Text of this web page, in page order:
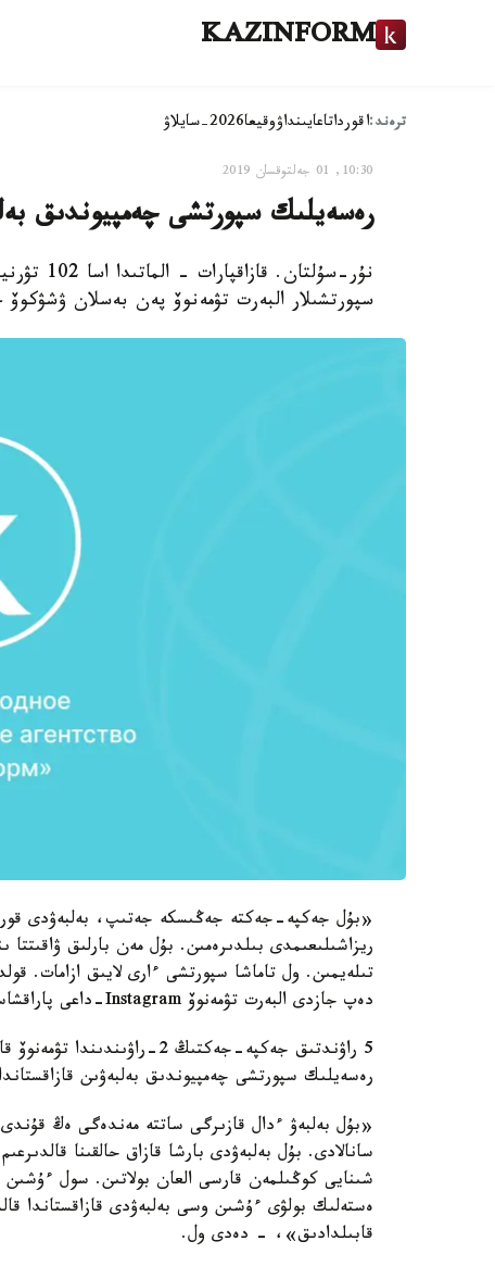
KAZINFORM
ترەند:اقورداتاعايىنداۋوقيعا2026-سايلاۋ
10:30, 01 جەلتوقسان 2019
رەسەيلىك سپورتشى چەمپيوندىق
نۇر-
سپورتشىلار البەرت تۋمەنوۆ پەن بەسلان ۋشۋكوۆ
«بۇل جەكپە-جەكتە جەڭىسكە جەتىپ، بەلبەۋدى
ريزاشىلىعىمدى بىلدىرەمىن. بۇل مەن بارلىق
تىلەيمىن. ول تاماشا سپورتشى ءارى لايىق ازامات.
دەپ جازدى البەرت تۋمەنوۆ Instagram-داعى پاراقشاسىندا.
5 راۋندتىق جەكپە-جەكتىڭ 2-
رەسەيلىك سپورتشى چەمپيوندىق بەلبەۋىن
«بۇل بەلبەۋ ءدال قازىرگى ساتتە مەندەگى ەڭ
سانالادى. بۇل بەلبەۋدى بارشا قازاق حالقىنا
شىنايى كوڭىلمەن قارسى العان بولاتىن. سول ءۇشىن
ەستەلىك بولۋى ءۇشىن وسى بەلبەۋدى قازاقستاندا
قابىلدادىق»، - دەدى ول.